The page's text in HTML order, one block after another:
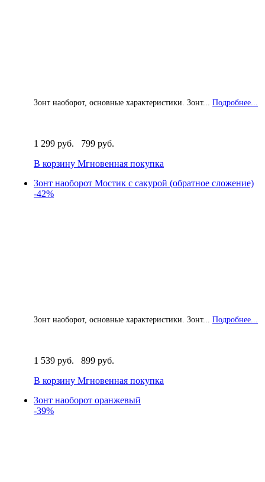
Зонт наоборот, основные характеристики. Зонт... Подробнее...
1 299 руб.
799 руб.
В корзину Мгновенная покупка
Зонт наоборот Мостик с сакурой (обратное сложение)
-42%
Зонт наоборот, основные характеристики. Зонт... Подробнее...
1 539 руб.
899 руб.
В корзину Мгновенная покупка
Зонт наоборот оранжевый
-39%